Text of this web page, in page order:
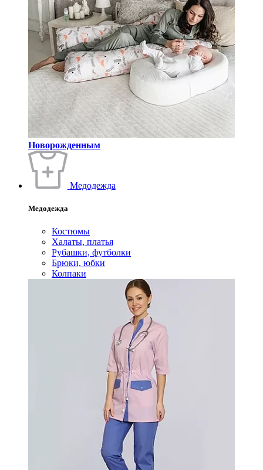
Новорожденным
Медодежда
Медодежда
Костюмы
Халаты, платья
Рубашки, футболки
Брюки, юбки
Колпаки